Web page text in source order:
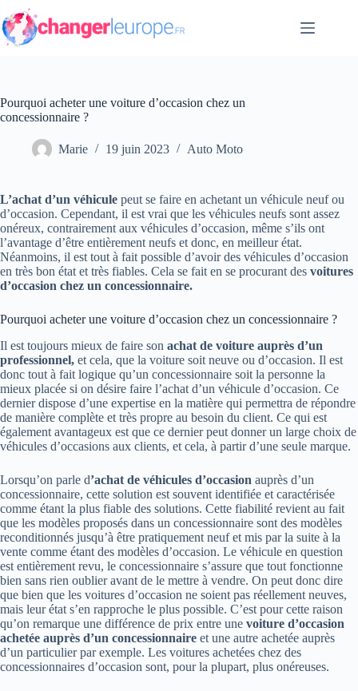
Passer
au
contenu
Pourquoi acheter une voiture d’occasion chez un
concessionnaire ?
Marie 19 juin 2023 Auto Moto
L’achat d’un véhicule peut se faire en achetant un véhicule neuf ou
d’occasion. Cependant, il est vrai que les véhicules neufs sont assez
onéreux, contrairement aux véhicules d’occasion, même s’ils ont
l’avantage d’être entièrement neufs et donc, en meilleur état.
Néanmoins, il est tout à fait possible d’avoir des véhicules d’occasion
en très bon état et très fiables. Cela se fait en se procurant des voitures
d’occasion chez un concessionnaire.
Pourquoi acheter une voiture d’occasion chez un concessionnaire ?
Il est toujours mieux de faire son achat de voiture auprès d’un
professionnel, et cela, que la voiture soit neuve ou d’occasion. Il est
donc tout à fait logique qu’un concessionnaire soit la personne la
mieux placée si on désire faire l’achat d’un véhicule d’occasion. Ce
dernier dispose d’une expertise en la matière qui permettra de répondre
de manière complète et très propre au besoin du client. Ce qui est
également avantageux est que ce dernier peut donner un large choix de
véhicules d’occasions aux clients, et cela, à partir d’une seule marque.
Lorsqu’on parle d’achat de véhicules d’occasion auprès d’un
concessionnaire, cette solution est souvent identifiée et caractérisée
comme étant la plus fiable des solutions. Cette fiabilité revient au fait
que les modèles proposés dans un concessionnaire sont des modèles
reconditionnés jusqu’à être pratiquement neuf et mis par la suite à la
vente comme étant des modèles d’occasion. Le véhicule en question
est entièrement revu, le concessionnaire s’assure que tout fonctionne
bien sans rien oublier avant de le mettre à vendre. On peut donc dire
que bien que les voitures d’occasion ne soient pas réellement neuves,
mais leur état s’en rapproche le plus possible. C’est pour cette raison
qu’on remarque une différence de prix entre une voiture d’occasion
achetée auprès d’un concessionnaire et une autre achetée auprès
d’un particulier par exemple. Les voitures achetées chez des
concessionnaires d’occasion sont, pour la plupart, plus onéreuses.